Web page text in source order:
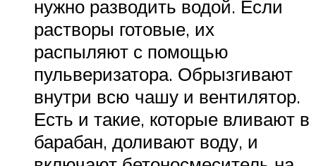
нужно разводить водой. Если
растворы готовые, их
распыляют с помощью
пульверизатора. Обрызгивают
внутри всю чашу и вентилятор.
Есть и такие, которые вливают в
барабан, доливают воду, и